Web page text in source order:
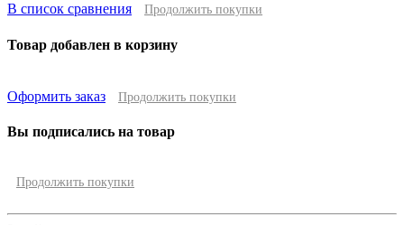
В список сравнения Продолжить покупки
Товар добавлен в корзину
Оформить заказ Продолжить покупки
Вы подписались на товар
Продолжить покупки